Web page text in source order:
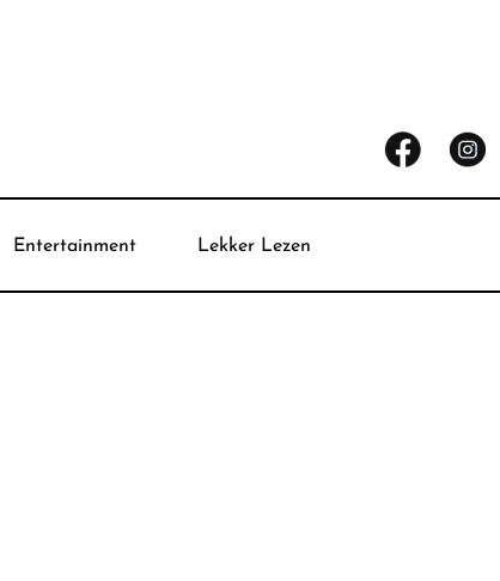
Entertainment Lekker Lezen